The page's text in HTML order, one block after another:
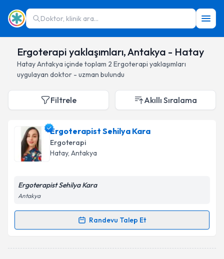
Doktor, klinik ara...
Ergoterapi yaklaşımları, Antakya - Hatay
HatayAntakya içinde toplam 2 Ergoterapi yaklaşımları
uygulayan doktor - uzman bulundu
Filtrele Akıllı Sıralama
Ergoterapist Sehilya Kara
Ergoterapi
Hatay, Antakya
Ergoterapist Sehilya Kara
Antakya
Randevu Talep Et
Randevu Takvimi Talebi